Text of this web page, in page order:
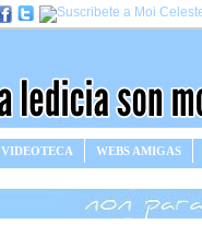
VIDEOTECA WEBS AMIGAS